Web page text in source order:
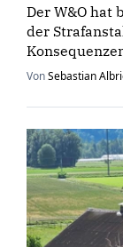
Der W&O hat
der
VonSebastian